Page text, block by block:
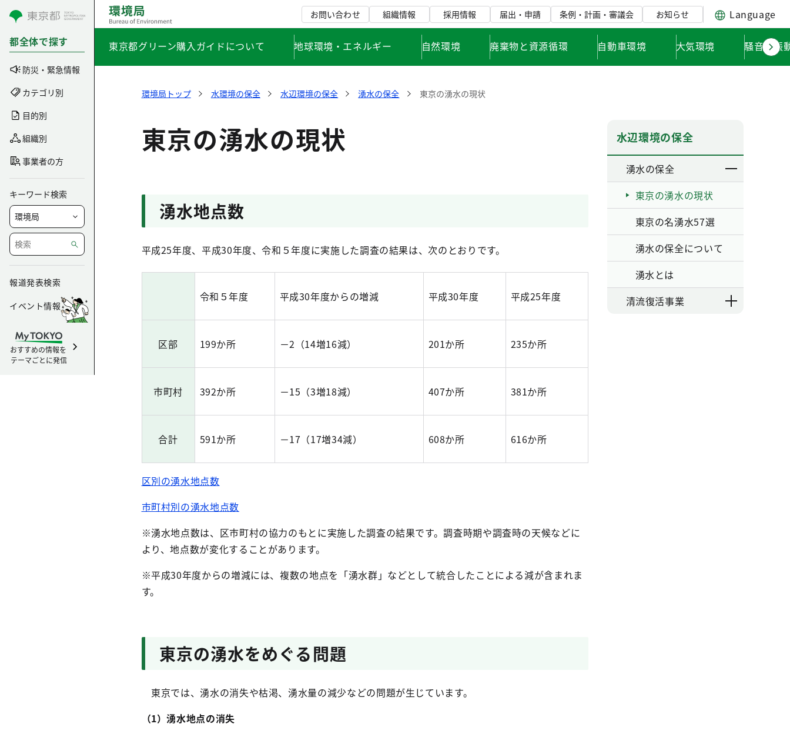
コンテンツにスキップ
都全体で探す
防災・緊急情報
カテゴリ別
目的別
組織別
事業者の方
キーワード検索
報道発表検索
イベント情報
おすすめの情報を
テーマごとに発信
お問い合わせ 組織情報 採用情報 届出・申請 条例・計画・審議会 お知らせ Language
東京都グリーン購入ガイドについて 地球環境・エネルギー 自然環境 廃棄物と資源循環 自動車環境 大気環境 騒音・振
環境局トップ 水環境の保全 水辺環境の保全 湧水の保全 東京の湧水の現状
東京の湧水の現状
湧水地点数
平成25年度、平成30年度、令和５年度に実施した調査の結果は、次のとおりです。
令和５年度 平成30年度からの増減 平成30年度 平成25年度
区部 199か所 －2（14増16減） 201か所 235か所
市町村 392か所 －15（3増18減） 407か所 381か所
合計 591か所 －17（17増34減） 608か所 616か所
区別の湧水地点数
市町村別の湧水地点数
※湧水地点数は、区市町村の協力のもとに実施した調査の結果です。調査時期や調査時の天候などに
より、地点数が変化することがあります。
※平成30年度からの増減には、複数の地点を「湧水群」などとして統合したことによる減が含まれま
す。
東京の湧水をめぐる問題
東京では、湧水の消失や枯渇、湧水量の減少などの問題が生じています。
（1）湧水地点の消失
水辺環境の保全
湧水の保全
東京の湧水の現状
東京の名湧水57選
湧水の保全について
湧水とは
清流復活事業